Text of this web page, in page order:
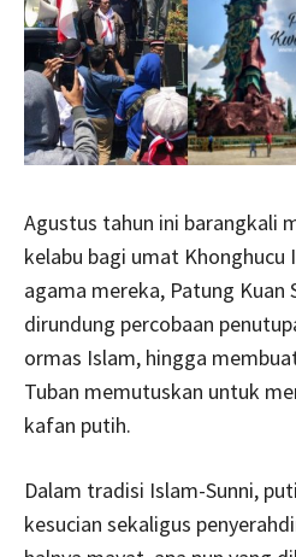
Agustus tahun ini barangkali
kelabu bagi umat Khonghucu
agama mereka, Patung Kuan
dirundung percobaan
ormas Islam, hingga
Tuban memutuskan untuk
kafan putih.
Dalam tradisi Islam-Sunni,
kesucian sekaligus